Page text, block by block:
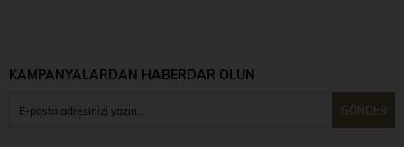
KAMPANYALARDAN HABERDAR OLUN
GÖNDER